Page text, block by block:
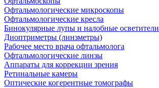
Офтальмологические микроскопы
Офтальмологические кресла
Бинокулярные лупы и налобные осветители
Диоптриметры (линзметры)
Рабочее место врача офтальмолога
Офтальмологические линзы
Аппараты для коррекции зрения
Ретинальные камеры
Оптические когерентные томографы